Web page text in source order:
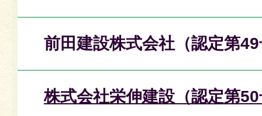
前田建設株式会社（認定第
株式会社栄伸建設（認定第